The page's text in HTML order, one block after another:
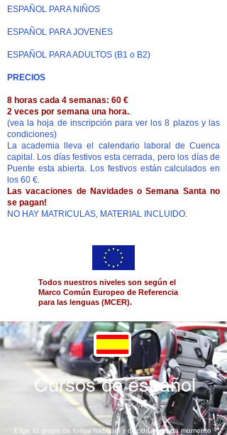
ESPAÑOL PARA NIÑOS
ESPAÑOL PARA JOVENES
ESPAÑOL PARA ADULTOS (B1 o B2)
PRECIOS
8 horas cada 4 semanas: 60 €
2 veces por semana una hora..
(vea la hoja de inscripción para ver los 8 plazos y las
condiciones)
La academia lleva el calendario laboral de Cuenca
capital. Los días festivos esta cerrada, pero los días de
Puente esta abierta. Los festivos están calculados en
los 60 €.
Las vacaciones de Navidades o Semana Santa no
se pagan!
NO HAY MATRICULAS, MATERIAL INCLUIDO.
Todos nuestros niveles son según el
Marco Común Europeo de Referencia
para las lenguas (MCER).
Cursos de español
Elige tu grupo de forma habitual y decide en cada momento